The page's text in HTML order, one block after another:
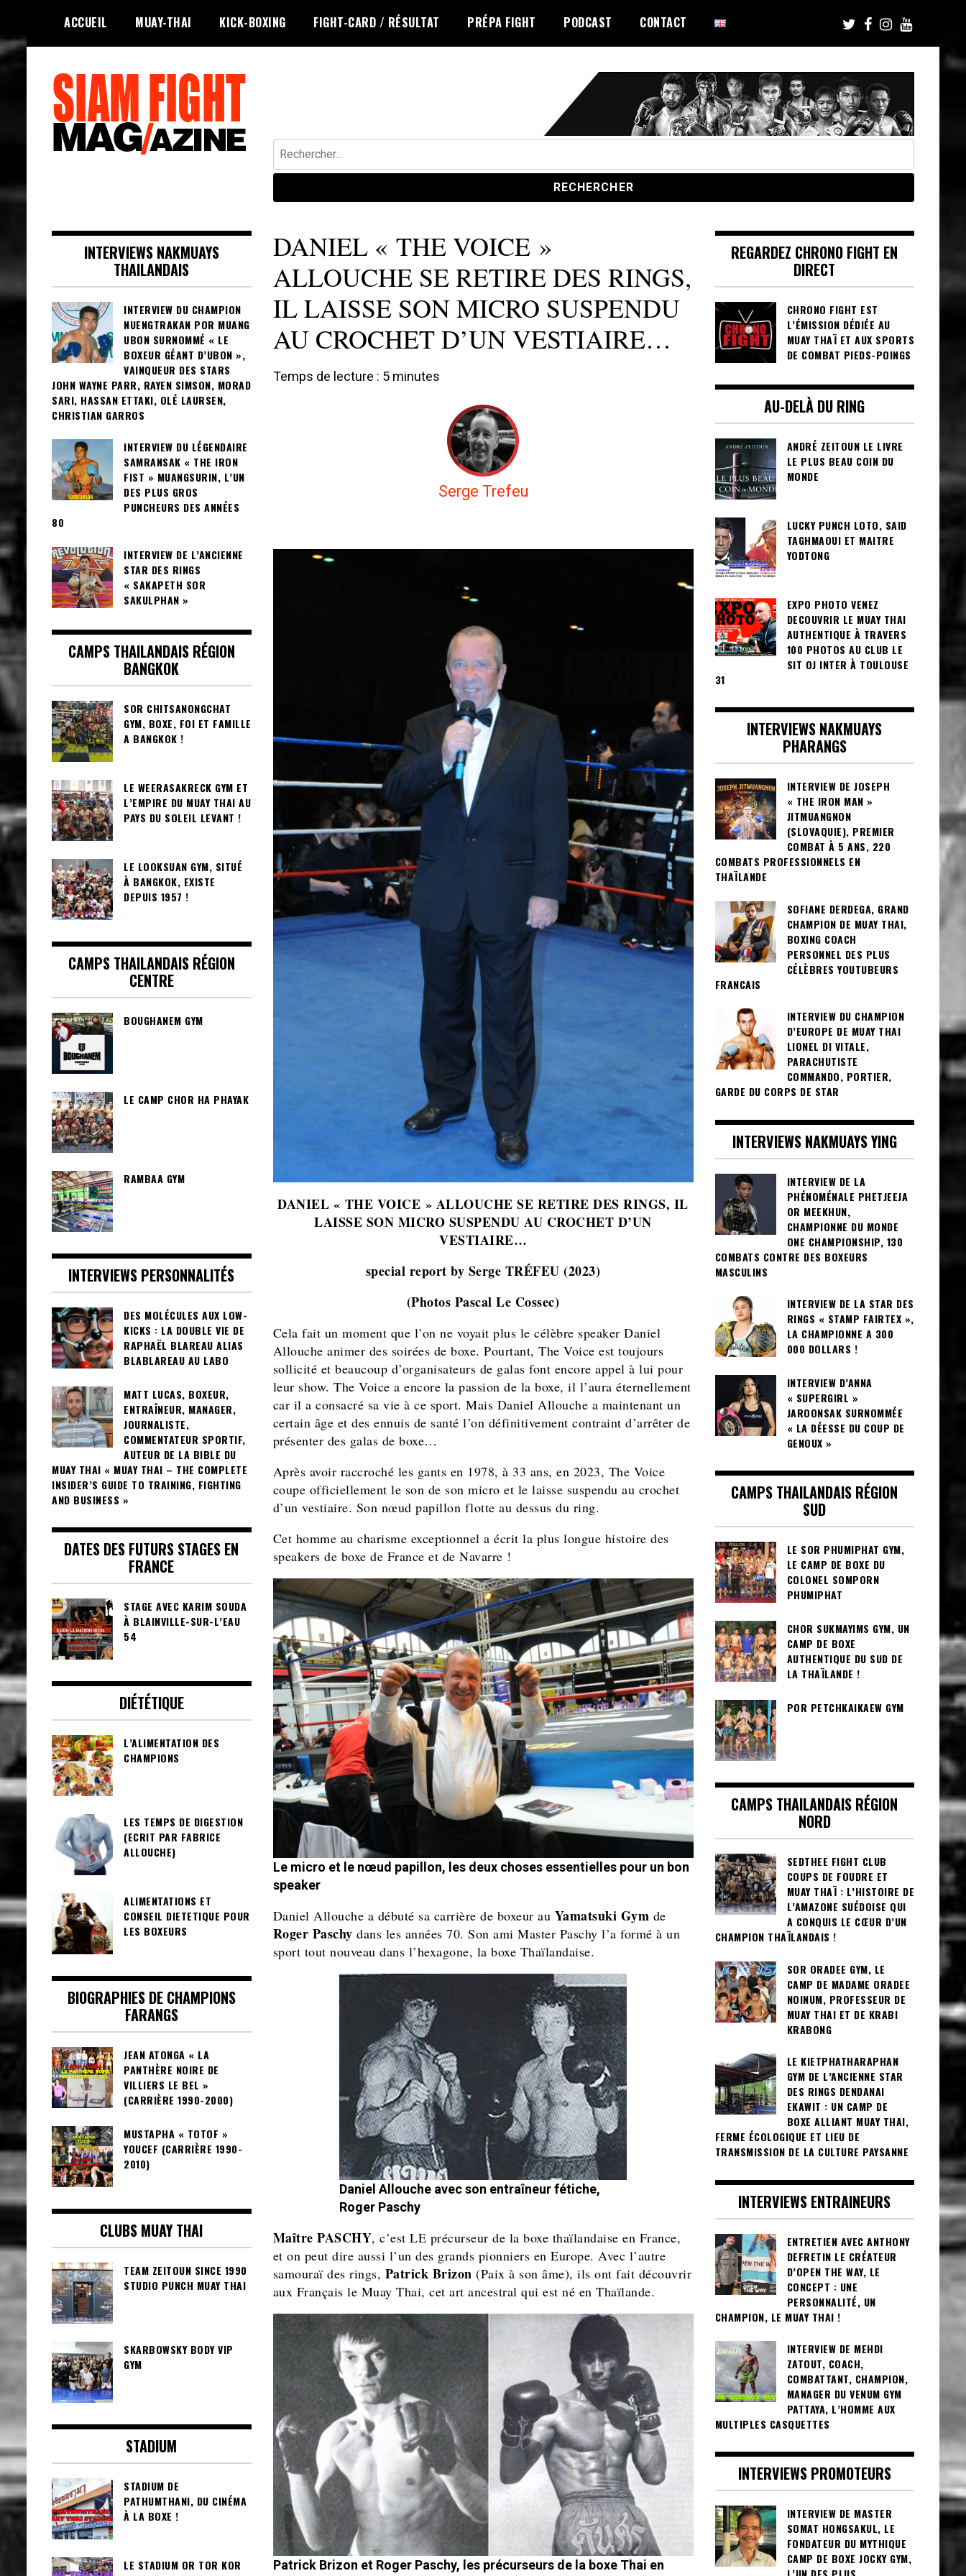
content
ACCUEIL MUAY-THAI KICK-BOXING FIGHT-CARD / RÉSULTAT PRÉPA FIGHT PODCAST CONTACT
Rechercher :
DANIEL « THE VOICE »
ALLOUCHE SE RETIRE DES RINGS,
IL LAISSE SON MICRO SUSPENDU
AU CROCHET D’UN VESTIAIRE…
Temps de lecture : 5 minutes
Serge Trefeu
DANIEL « THE VOICE » ALLOUCHE SE RETIRE DES RINGS, IL
LAISSE SON MICRO SUSPENDU AU CROCHET D’UN
VESTIAIRE…
special report by Serge TRÉFEU (2023)
(Photos Pascal Le Cossec)
Cela fait un moment que l’on ne voyait plus le célèbre speaker Daniel
Allouche animer des soirées de boxe. Pourtant, The Voice est toujours
sollicité et beaucoup d’organisateurs de galas font encore appel à lui pour
leur show. The Voice a encore la passion de la boxe, il l’aura éternellement
car il a consacré sa vie à ce sport. Mais Daniel Allouche a maintenant un
certain âge et des ennuis de santé l’on définitivement contraint d’arrêter de
présenter des galas de boxe…
Après avoir raccroché les gants en 1978, à 33 ans, en 2023, The Voice
coupe officiellement le son de son micro et le laisse suspendu au crochet
d’un vestiaire. Son nœud papillon flotte au dessus du ring.
Cet homme au charisme exceptionnel a écrit la plus longue histoire des
speakers de boxe de France et de Navarre !
Le micro et le nœud papillon, les deux choses essentielles pour un bon
speaker
Daniel Allouche a débuté sa carrière de boxeur au Yamatsuki Gym de
Roger Paschy dans les années 70. Son ami Master Paschy l’a formé à un
sport tout nouveau dans l’hexagone, la boxe Thaïlandaise.
Daniel Allouche avec son entraîneur fétiche,
Roger Paschy
Maître PASCHY, c’est LE précurseur de la boxe thaïlandaise en France,
et on peut dire aussi l’un des grands pionniers en Europe. Avec l’autre
samouraï des rings, Patrick Brizon (Paix à son âme), ils ont fait découvrir
aux Français le Muay Thai, cet art ancestral qui est né en Thaïlande.
Patrick Brizon et Roger Paschy, les précurseurs de la boxe Thai en
INTERVIEWS NAKMUAYS
THAILANDAIS
INTERVIEW DU CHAMPION
NUENGTRAKAN POR MUANG
UBON SURNOMMÉ « LE
BOXEUR GÉANT D’UBON »,
VAINQUEUR DES STARS
JOHN WAYNE PARR, RAYEN SIMSON, MORAD
SARI, HASSAN ETTAKI, OLÉ LAURSEN,
CHRISTIAN GARROS
INTERVIEW DU LÉGENDAIRE
SAMRANSAK « THE IRON
FIST » MUANGSURIN, L’UN
DES PLUS GROS
PUNCHEURS DES ANNÉES
80
INTERVIEW DE L’ANCIENNE
STAR DES RINGS
« SAKAPETH SOR
SAKULPHAN »
CAMPS THAILANDAIS RÉGION
BANGKOK
SOR CHITSANONGCHAT
GYM, BOXE, FOI ET FAMILLE
A BANGKOK !
LE WEERASAKRECK GYM ET
L’EMPIRE DU MUAY THAI AU
PAYS DU SOLEIL LEVANT !
LE LOOKSUAN GYM, SITUÉ
À BANGKOK, EXISTE
DEPUIS 1957 !
CAMPS THAILANDAIS RÉGION
CENTRE
BOUGHANEM GYM
LE CAMP CHOR HA PHAYAK
RAMBAA GYM
INTERVIEWS PERSONNALITÉS
DES MOLÉCULES AUX LOW-
KICKS : LA DOUBLE VIE DE
RAPHAËL BLAREAU ALIAS
BLABLAREAU AU LABO
MATT LUCAS, BOXEUR,
ENTRAÎNEUR, MANAGER,
JOURNALISTE,
COMMENTATEUR SPORTIF,
AUTEUR DE LA BIBLE DU
MUAY THAI « MUAY THAI – THE COMPLETE
INSIDER’S GUIDE TO TRAINING, FIGHTING
AND BUSINESS »
DATES DES FUTURS STAGES EN
FRANCE
STAGE AVEC KARIM SOUDA
À BLAINVILLE-SUR-L’EAU
54
DIÉTÉTIQUE
L’ALIMENTATION DES
CHAMPIONS
LES TEMPS DE DIGESTION
(ECRIT PAR FABRICE
ALLOUCHE)
ALIMENTATIONS ET
CONSEIL DIETETIQUE POUR
LES BOXEURS
BIOGRAPHIES DE CHAMPIONS
FARANGS
JEAN ATONGA « LA
PANTHÈRE NOIRE DE
VILLIERS LE BEL »
(CARRIÈRE 1990-2000)
MUSTAPHA « TOTOF »
YOUCEF (CARRIÈRE 1990-
2010)
CLUBS MUAY THAI
TEAM ZEITOUN SINCE 1990
STUDIO PUNCH MUAY THAI
SKARBOWSKY BODY VIP
GYM
STADIUM
STADIUM DE
PATHUMTHANI, DU CINÉMA
À LA BOXE !
LE STADIUM OR TOR KOR
REGARDEZ CHRONO FIGHT EN
DIRECT
CHRONO FIGHT EST
L’ÉMISSION DÉDIÉE AU
MUAY THAÏ ET AUX SPORTS
DE COMBAT PIEDS-POINGS
AU-DELÀ DU RING
ANDRÉ ZEITOUN LE LIVRE
LE PLUS BEAU COIN DU
MONDE
LUCKY PUNCH LOTO, SAID
TAGHMAOUI ET MAITRE
YODTONG
EXPO PHOTO VENEZ
DECOUVRIR LE MUAY THAI
AUTHENTIQUE À TRAVERS
100 PHOTOS AU CLUB LE
SIT OJ INTER À TOULOUSE
31
INTERVIEWS NAKMUAYS
PHARANGS
INTERVIEW DE JOSEPH
« THE IRON MAN »
JITMUANGNON
(SLOVAQUIE), PREMIER
COMBAT À 5 ANS, 220
COMBATS PROFESSIONNELS EN
THAÏLANDE
SOFIANE DERDEGA, GRAND
CHAMPION DE MUAY THAI,
BOXING COACH
PERSONNEL DES PLUS
CÉLÈBRES YOUTUBEURS
FRANCAIS
INTERVIEW DU CHAMPION
D’EUROPE DE MUAY THAI
LIONEL DI VITALE,
PARACHUTISTE
COMMANDO, PORTIER,
GARDE DU CORPS DE STAR
INTERVIEWS NAKMUAYS YING
INTERVIEW DE LA
PHÉNOMÉNALE PHETJEEJA
OR MEEKHUN,
CHAMPIONNE DU MONDE
ONE CHAMPIONSHIP, 130
COMBATS CONTRE DES BOXEURS
MASCULINS
INTERVIEW DE LA STAR DES
RINGS « STAMP FAIRTEX »,
LA CHAMPIONNE A 300
000 DOLLARS !
INTERVIEW D’ANNA
« SUPERGIRL »
JAROONSAK SURNOMMÉE
« LA DÉESSE DU COUP DE
GENOUX »
CAMPS THAILANDAIS RÉGION
SUD
LE SOR PHUMIPHAT GYM,
LE CAMP DE BOXE DU
COLONEL SOMPORN
PHUMIPHAT
CHOR SUKMAYIMS GYM, UN
CAMP DE BOXE
AUTHENTIQUE DU SUD DE
LA THAÏLANDE !
POR PETCHKAIKAEW GYM
CAMPS THAILANDAIS RÉGION
NORD
SEDTHEE FIGHT CLUB
COUPS DE FOUDRE ET
MUAY THAÏ : L’HISTOIRE DE
L’AMAZONE SUÉDOISE QUI
A CONQUIS LE CŒUR D’UN
CHAMPION THAÏLANDAIS !
SOR ORADEE GYM, LE
CAMP DE MADAME ORADEE
NOINUM, PROFESSEUR DE
MUAY THAI ET DE KRABI
KRABONG
LE KIETPHATHARAPHAN
GYM DE L’ANCIENNE STAR
DES RINGS DENDANAI
EKAWIT : UN CAMP DE
BOXE ALLIANT MUAY THAI,
FERME ÉCOLOGIQUE ET LIEU DE
TRANSMISSION DE LA CULTURE PAYSANNE
INTERVIEWS ENTRAINEURS
ENTRETIEN AVEC ANTHONY
DEFRETIN LE CRÉATEUR
D’OPEN THE WAY, LE
CONCEPT : UNE
PERSONNALITÉ, UN
CHAMPION, LE MUAY THAI !
INTERVIEW DE MEHDI
ZATOUT, COACH,
COMBATTANT, CHAMPION,
MANAGER DU VENUM GYM
PATTAYA, L’HOMME AUX
MULTIPLES CASQUETTES
INTERVIEWS PROMOTEURS
INTERVIEW DE MASTER
SOMAT HONGSAKUL, LE
FONDATEUR DU MYTHIQUE
CAMP DE BOXE JOCKY GYM,